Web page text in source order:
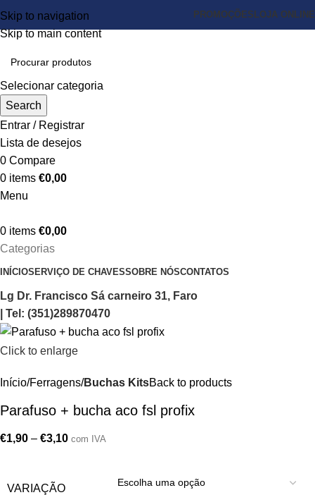
Skip to navigation
Skip to main content
PROMOÇÕES LOJA ONLINE
Selecionar categoria
Search
Entrar / Registrar
Lista de desejos
0 Compare
0 items €0,00
Menu
0 items €0,00
Categorias
INÍCIOSERVIÇO DE CHAVESSOBRE NÓSCONTATOS
Lg Dr. Francisco Sá carneiro 31, Faro
| Tel: (351)289870470
Click to enlarge
Início Ferragens Buchas KitsBack to products
Parafuso + bucha aco fsl profix
€1,90 – €3,10 com IVA
VARIAÇÃO